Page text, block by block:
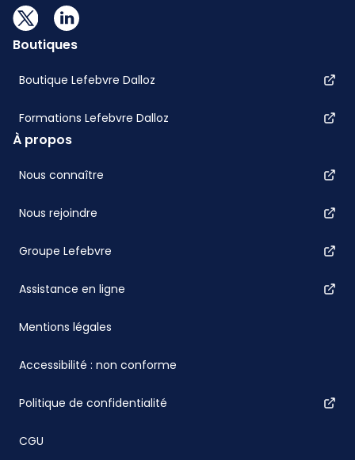
Boutiques
Boutique Lefebvre Dalloz
Formations Lefebvre Dalloz
À propos
Nous connaître
Nous rejoindre
Groupe Lefebvre
Assistance en ligne
Mentions légales
Accessibilité : non conforme
Politique de confidentialité
CGU